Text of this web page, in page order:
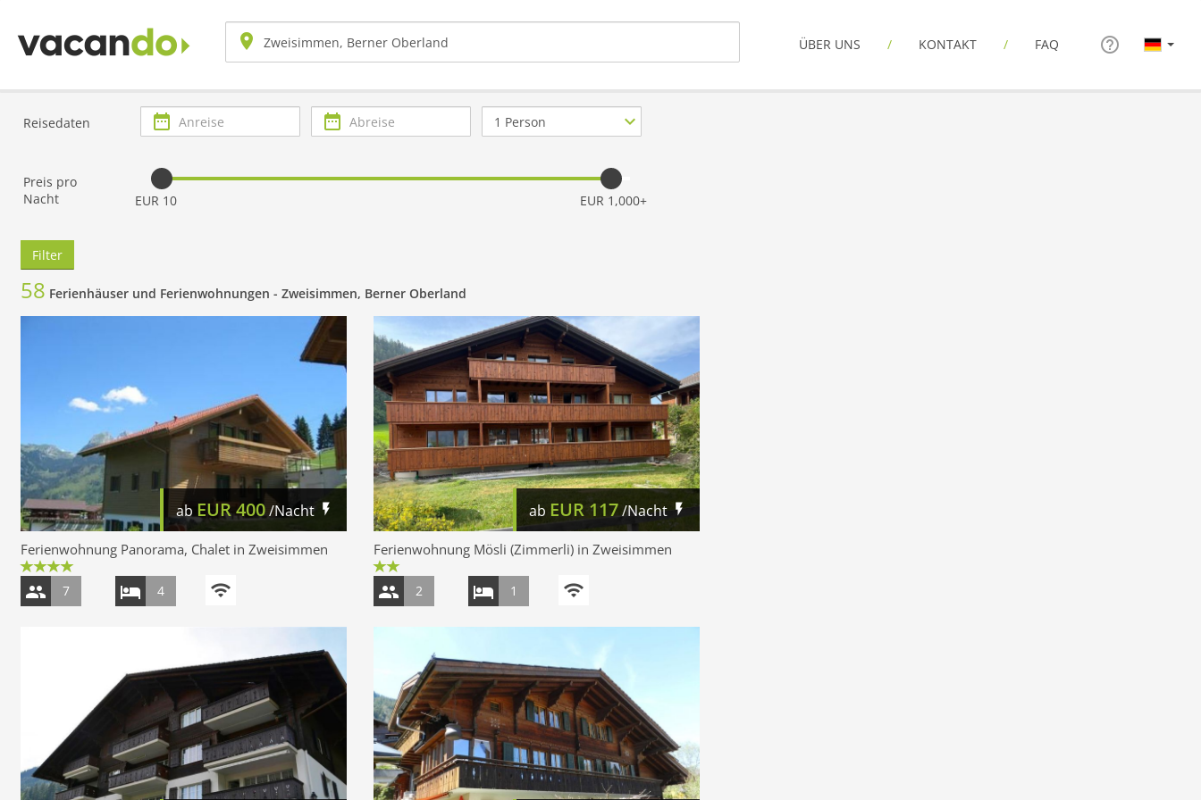
ÜBER UNS KONTAKT FAQ
Reisedaten Anreise Abreise
Anzahl
Personen
Preis pro
Nacht
EUR 10 EUR 1,000+
Filter
58 Ferienhäuser und Ferienwohnungen - Zweisimmen, Berner Oberland
ab EUR400/Nacht
Ferienwohnung Panorama, Chalet in Zweisimmen
7 4
ab EUR 117/Nacht
Ferienwohnung Mösli (Zimmerli) in Zweisimmen
2 1